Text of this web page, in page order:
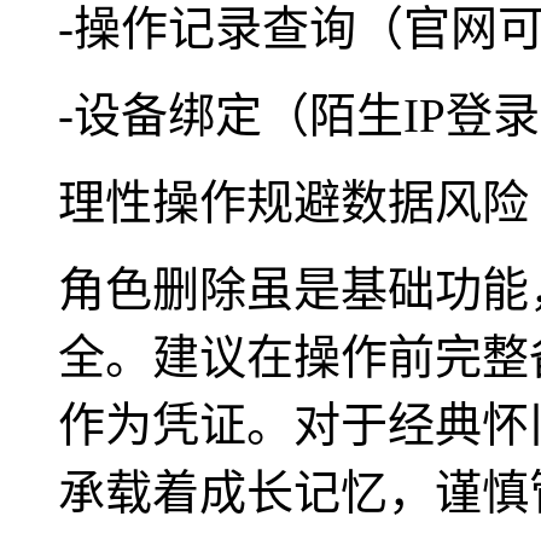
-操作记录查询（官网
-设备绑定（陌生IP登
理性操作规避数据风险
角色删除虽是基础功
全。建议在操作前完
作为凭证。对于经典
承载着成长记忆，谨